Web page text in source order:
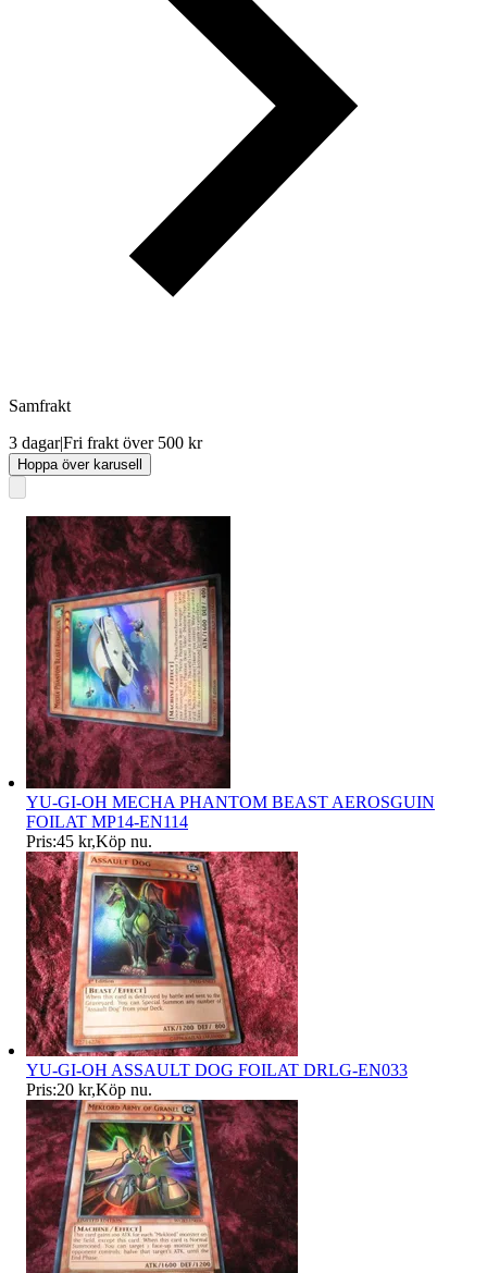
Samfrakt
3 dagar|Fri frakt över 500 kr
Hoppa över karusell
YU-GI-OH MECHA PHANTOM BEAST AEROSGUIN
FOILAT MP14-EN114
Pris:45 kr,Köp nu.
YU-GI-OH ASSAULT DOG FOILAT DRLG-EN033
Pris:20 kr,Köp nu.